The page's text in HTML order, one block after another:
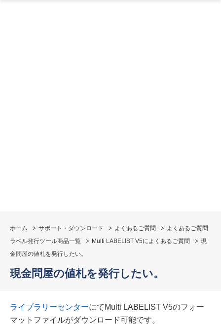
ホーム サポート・ダウンロード よくあるご質問
よくあるご質問
ラベル発行ツール商品一覧
Multi LABELIST V5によくあるご質問
現
金問屋の値札を発行したい。
現金問屋の値札を発行したい。
ライブラリーセンターにてMulti LABELIST V5のフォー
マットファイルがダウンロード可能です。